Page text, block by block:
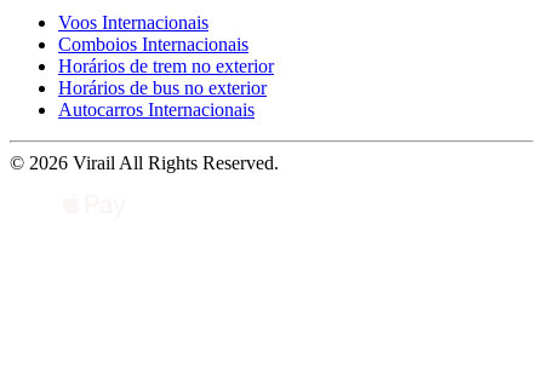
Voos Internacionais
Comboios Internacionais
Horários de trem no exterior
Horários de bus no exterior
Autocarros Internacionais
© 2026 Virail All Rights Reserved.